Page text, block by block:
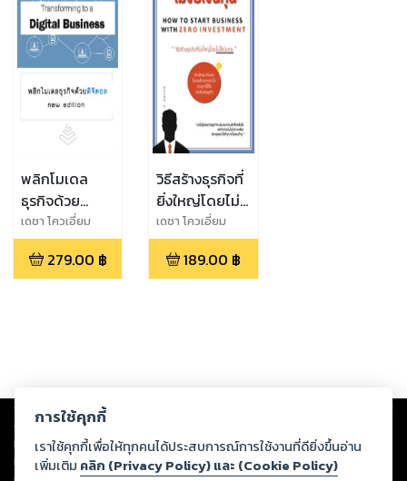
พลิกโมเดล
ธุรกิจด้วย
ดิจิตอล new
edition
เดชา โควเอี่ยม
ไพโรจน์
279.00 ฿
วิธีสร้างธุรกิจที่
ยิ่งใหญ่โดยไม่
ใช้เงินทุน
เดชา โควเอี่ยม
ไพโรจน์
189.00 ฿
Copyright © 2026
ต่อผลงานหรือเนื้อหาใดที่อัปโหลดผ่านเว็บไซต์และปรากฏว่าละเมิดสิทธิใน
ทรัพย์สินทางปัญญาของบุคคลอื่นหรือขัดต่อกฎหมายและศีลธรรม ดังนั้น ผู้อ่าน
ทุกท่านโปรดใช้วิจารณญาณในการกลั่นกรองด้วยตนเอง และหากท่านพบว่าส่วน
การใช้คุกกี้
เราใช้คุกกี้เพื่อให้ทุกคนได้ประสบการณ์การใช้งานที่ดียิ่งขึ้นอ่าน
เพิ่มเติม คลิก (Privacy Policy) และ (Cookie Policy)